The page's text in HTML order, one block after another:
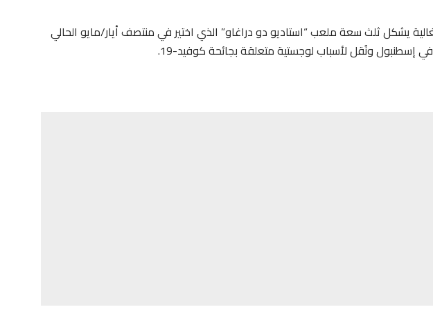
يشكل ثلث سعة ملعب “استاديو دو دراغاو” الذي اختير في منتصف أيار/مايو الحالي
إسطنبول ونُقل لأسباب لوجستية متعلقة بجائحة كوفيد-19.